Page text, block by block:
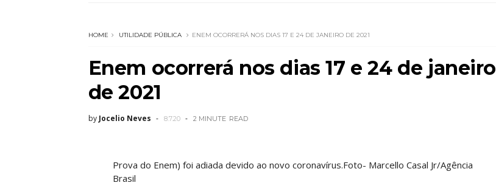
HOME UTILIDADE PÚBLICA ENEM OCORRERÁ NOS DIAS 17 E 24 DE JANEIRO DE 2021
Enem ocorrerá nos dias 17 e 24 de janeiro
de 2021
by Jocelio Neves 8.7.20 2 MINUTE READ
Prova do Enem) foi adiada devido ao novo coronavírus.Foto- Marcello Casal Jr/Agência
Brasil